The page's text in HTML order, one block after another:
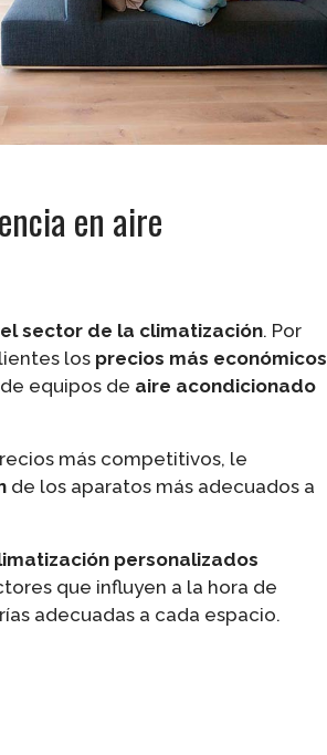
en aire
sector de la climatización. Por
los precios más económicos
equipos de aire acondicionado
más competitivos, le
de los aparatos más adecuados a
personalizados
que influyen a la hora de
adecuadas a cada espacio.